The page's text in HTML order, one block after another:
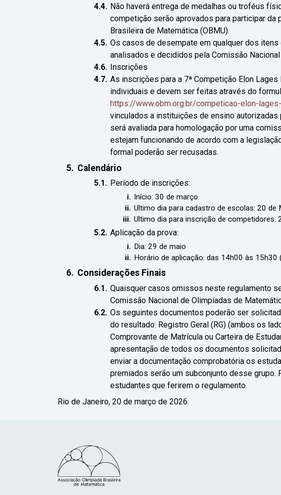
Não haverá entrega de medalhas ou troféus
competição serão aprovados para participar da
Brasileira de Matemática (OBMU).
Os casos de desempate em qualquer dos
analisados e decididos pela Comissão
Inscrições
As inscrições para a 7ª Competição Elon
individuais e devem ser feitas através do
https://www.obm.org.br/competicao-elon-
vinculados a instituições de ensino
será avaliada para homologação por uma
estejam funcionando de acordo com a
formal poderão ser recusadas.
Calendário
Período de inscrições:
Início: 30 de março
Ultimo dia para cadastro de escolas: 20 de
Ultimo dia para inscrição de competidores:
Aplicação da prova:
Dia: 29 de maio
Horário de aplicação: das 14h00 às 15h30
Considerações Finais
Quaisquer casos omissos neste regulamento
Comissão Nacional de Olimpíadas de
Os seguintes documentos poderão ser
do resultado: Registro Geral (RG) (ambos os
Comprovante de Matrícula ou Carteira de
apresentação de todos os documentos
enviar a documentação comprobatória os
premiados serão um subconjunto desse grupo.
estudantes que ferirem o regulamento.
Rio de Janeiro, 20 de março de 2026.